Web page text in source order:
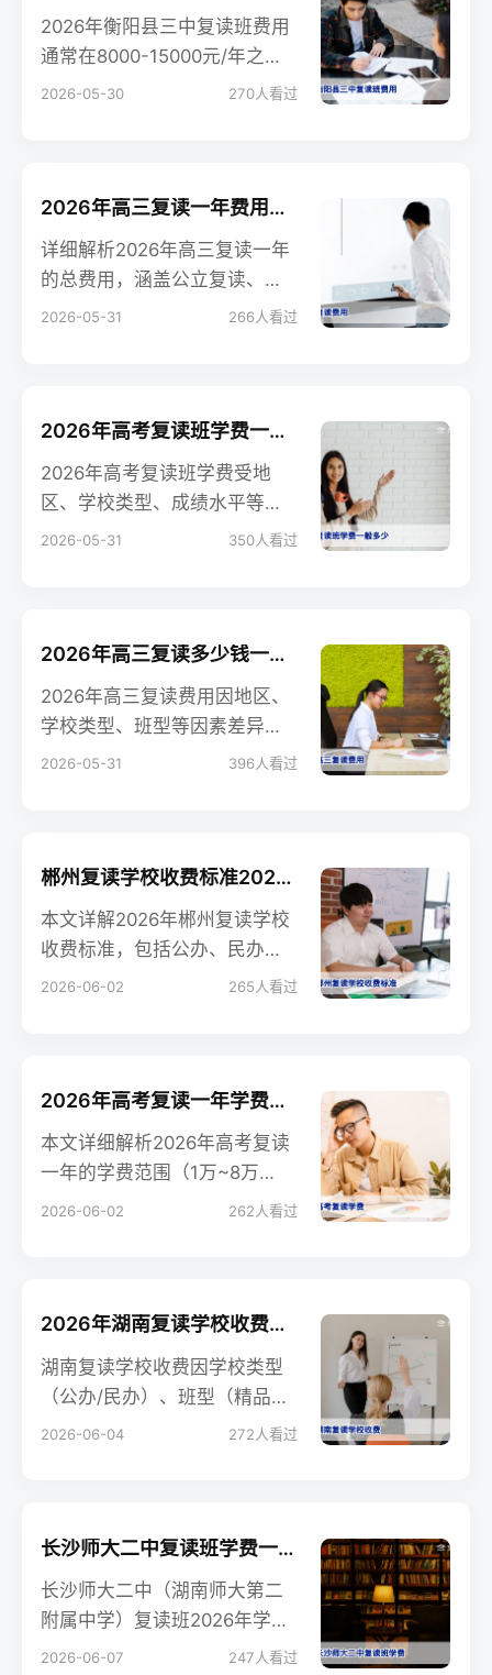
2026年衡阳县三中复读班费用
通常在8000-15000元/年之
间，具体因考生分数、选科
响因素及常见问答，帮助家长
精准预算。
2026-05-30 270人看过
2026年高三复读一年费用详解：公立与民办全成本对比
详细解析2026年高三复读一年
的总费用，涵盖公立复读、民
办复读、复读学校等不同模式
2026-05-31 266人看过
2026年高考复读班学费一般多少？全国各省费用明细及省钱避坑指南
2026年高考复读班学费受地
区、学校类型、成绩水平等因
素影响，通常介于1万元至10万
议，助你理性规划复读预算。
2026-05-31 350人看过
2026年高三复读多少钱一年？最新费用标准与选择指南
2026年高三复读费用因地区、
学校类型、班型等因素差异较
大，一般在1.5万至8万元之
选择建议。
2026-05-31 396人看过
郴州复读学校收费标准2026：各校学费明细与择校建议
本文详解2026年郴州复读学校
收费标准，包括公办、民办收
费差异，住宿费、资料费明
2026-06-02 265人看过
2026年高考复读一年学费多少？完整费用解析与择校指南
本文详细解析2026年高考复读
一年的学费范围（1万~8万
元），分析影响收费的核心因
庭理性选择。
2026-06-02 262 人看过
2026年湖南复读学校收费全解析：从2万到8万差距在哪？
湖南复读学校收费因学校类型
（公办/民办）、班型（精品班/
普通班）及地区不同差异较
2026-06-04 272 人看过
长沙师大二中复读班学费一览：2026年复读一年大概多少钱？
长沙师大二中（湖南师大第二
附属中学）复读班2026年学费
大致在3万至5万元之间，具体
2026-06-07 247 人看过